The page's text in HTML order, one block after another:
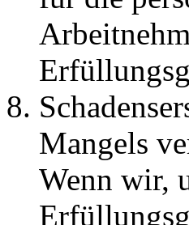
Mangels
Wenn wir,